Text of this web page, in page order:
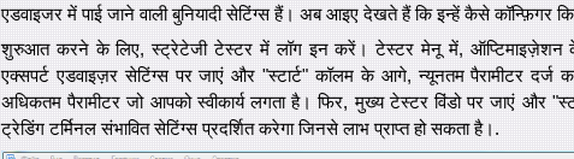
एडवाइजर में पाई जाने वाली बुनियादी सेटिंग्स हैं। अब आइए देखते हैं कि इन्हें कैसे कॉन्फ़िगर
शुरुआत करने के लिए, स्ट्रेटेजी टेस्टर में लॉग इन करें। टेस्टर मेनू में,
एक्सपर्ट एडवाइज़र सेटिंग्स पर जाएं और "स्टार्ट" कॉलम के आगे, न्यूनतम पैरामीटर
अधिकतम पैरामीटर जो आपको स्वीकार्य लगता है। फिर, मुख्य टेस्टर विंडो पर जाएं और
ट्रेडिंग टर्मिनल संभावित सेटिंग्स प्रदर्शित करेगा जिनसे लाभ प्राप्त हो सकता है।.